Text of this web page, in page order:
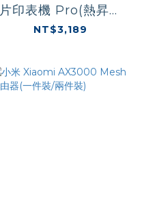
片印表機 Pro(熱昇華
列印/口袋尺寸/藍牙連
得)
NT$3,189